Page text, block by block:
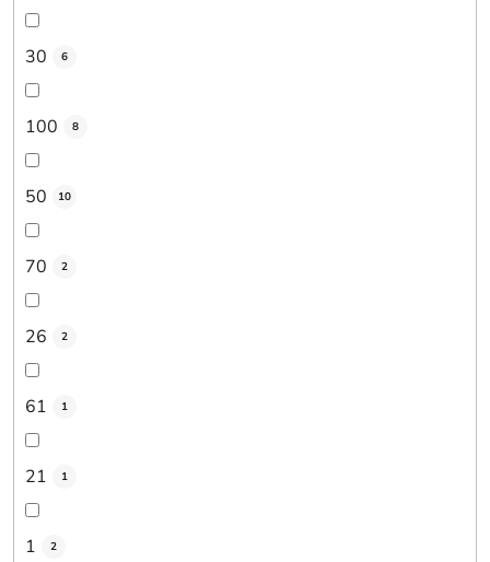
30 6
100 8
50 10
70 2
26 2
61 1
21 1
1 2